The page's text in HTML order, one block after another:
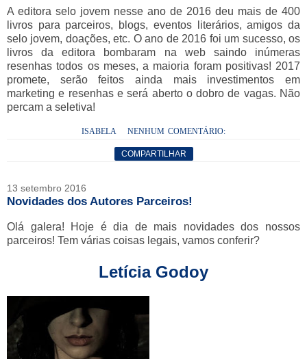
A editora selo jovem nesse ano de 2016 deu mais de 400
livros para parceiros, blogs, eventos literários, amigos da
selo jovem, doações, etc. O ano de 2016 foi um sucesso, os
livros da editora bombaram na web saindo inúmeras
resenhas todos os meses, a maioria foram positivas! 2017
promete, serão feitos ainda mais investimentos em
marketing e resenhas e será aberto o dobro de vagas. Não
percam a seletiva!
ISABELA NENHUM COMENTÁRIO:
COMPARTILHAR
13 setembro 2016
Novidades dos Autores Parceiros!
Olá galera! Hoje é dia de mais novidades dos nossos
parceiros! Tem várias coisas legais, vamos conferir?
Letícia Godoy